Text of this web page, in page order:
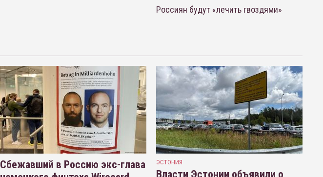
Россиян будут «лечить гвоздями»
Сбежавший в Россию экс-глава
ЭСТОНИЯ
Власти Эстонии объявили о